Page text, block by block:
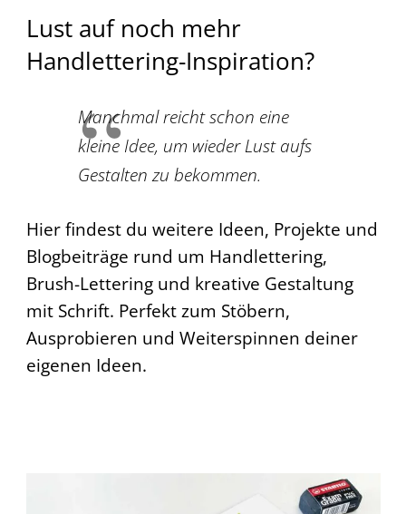
Lust auf noch mehr
Handlettering-Inspiration?
Manchmal reicht schon eine
kleine Idee, um wieder Lust aufs
Gestalten zu bekommen.
Hier findest du weitere Ideen, Projekte und
Blogbeiträge rund um Handlettering,
Brush-Lettering und kreative Gestaltung
mit Schrift. Perfekt zum Stöbern,
Ausprobieren und Weiterspinnen deiner
eigenen Ideen.